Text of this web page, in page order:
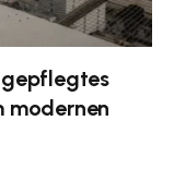
modernen